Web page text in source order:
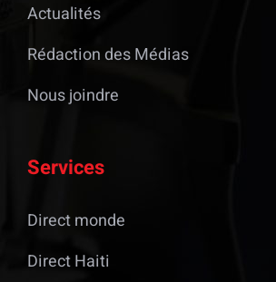
Actualités
Rédaction des Médias
Nous joindre
Services
Direct monde
Direct Haiti